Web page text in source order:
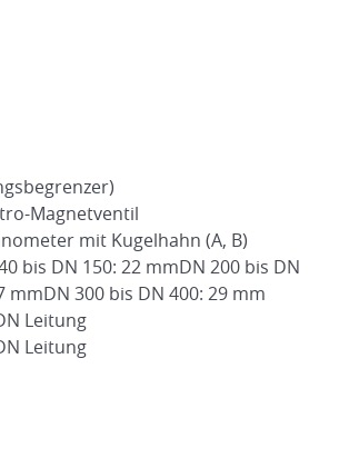
Magnetventil
mit Kugelhahn (A, B)
bis DN 150: 22 mmDN 200 bis DN
mmDN 300 bis DN 400: 29 mm
Leitung
Leitung